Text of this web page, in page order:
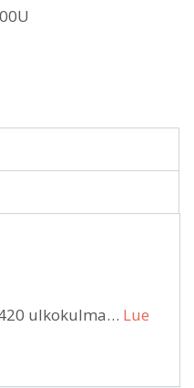
ulkokulma… Lue